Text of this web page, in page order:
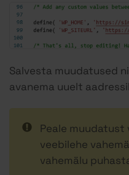
Salvesta muudatused
avanema uuelt
Peale muudatust
veebilehe
vahemälu